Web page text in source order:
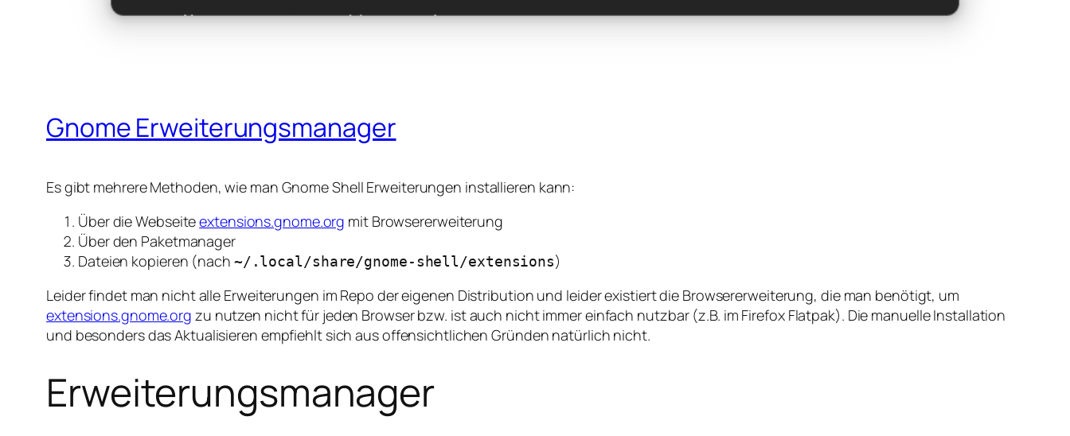
Gnome Erweiterungsmanager
Es gibt mehrere Methoden, wie man Gnome Shell Erweiterungen installieren kann:
Über die Webseiteextensions.gnome.org mit Browsererweiterung
Über den Paketmanager
Dateien kopieren (nach ~/.local/share/gnome-shell/extensions)
Leider findet man nicht alle Erweiterungen im Repo der eigenen Distribution und leider existiert die Browsererweiterung, die man benötigt, um
extensions.gnome.org zu nutzen nicht für jeden Browser bzw. ist auch nicht immer einfach nutzbar (z.B. im Firefox Flatpak). Die manuelle Installation
und besonders das Aktualisieren empfiehlt sich aus offensichtlichen Gründen natürlich nicht.
Erweiterungsmanager